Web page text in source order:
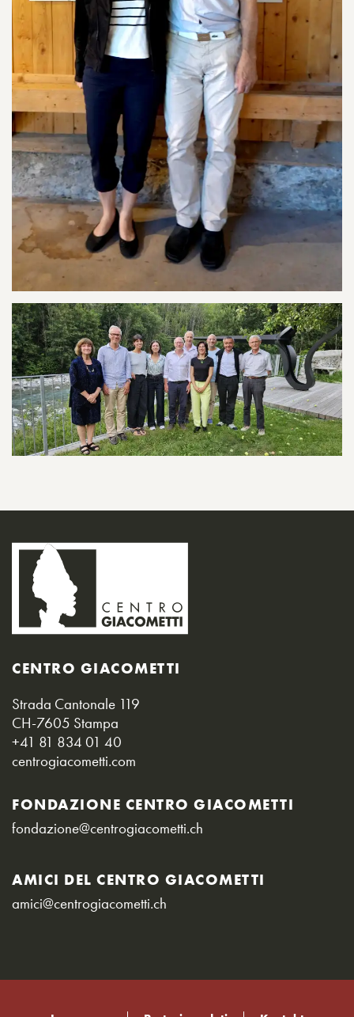
CENTRO GIACOMETTI
Strada Cantonale 119
CH-7605 Stampa
+41 81 834 01 40
centrogiacometti.com
FONDAZIONE CENTRO GIACOMETTI
fondazione@centrogiacometti.ch
AMICI DEL CENTRO GIACOMETTI
amici@centrogiacometti.ch